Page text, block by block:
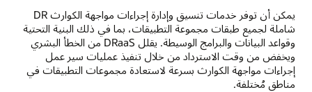
يمكن أن توفر خدمات تنسيق وإدارة إجراءات مواجهة الكوارث DR
شاملة لجميع طبقات مجموعة التطبيقات، بما في ذلك البنية التحتية
وقواعد البيانات والبرامج الوسيطة. يقلل DRaaS من الخطأ البشري
ويخفض من وقت الاسترداد من خلال تنفيذ عمليات سير عمل
إجراءات مواجهة الكوارث بسرعة لاستعادة مجموعات التطبيقات في
مناطق مُختلفة.